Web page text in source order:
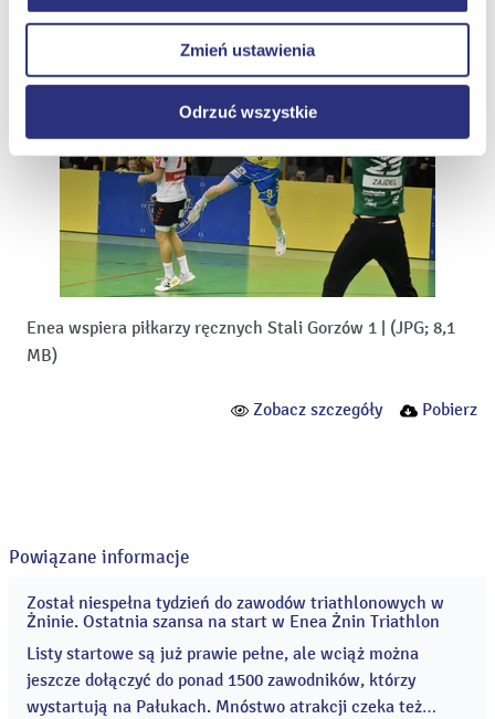
prawidłowego wyświetlania i działania naszych stron
Zmień ustawienia
Odrzuć wszystkie
Enea wspiera piłkarzy ręcznych Stali Gorzów 1
(JPG; 8,1
MB)
Zobacz szczegóły Pobierz
Powiązane informacje
04
sie
Został niespełna tydzień do zawodów triathlonowych w
Żninie. Ostatnia szansa na start w Enea Żnin Triathlon
Listy startowe są już prawie pełne, ale wciąż można
jeszcze dołączyć do ponad 1500 zawodników, którzy
wystartują na Pałukach. Mnóstwo atrakcji czeka też